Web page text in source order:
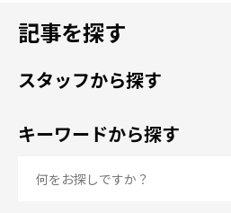
記事を探す
スタッフから探す
キーワードから探す